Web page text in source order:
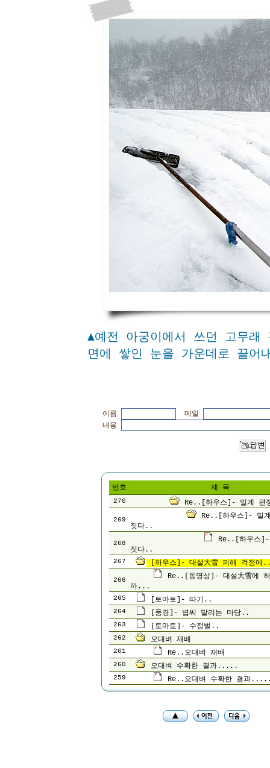
▲예전 아궁이에서 쓰던 고무
면에 쌓인 눈을 가운데로 끌어
이름
메일
내용
번호 제 목
270 Re..[하우스]- 밀계 관
269
Re..[하우스]- 밀
짓다..
268
Re..[하우스]-
짓다..
267 [하우스]- 대설大雪 피해 걱정에
266
Re..[동영상]- 대설大雪에 하
까...
265 [토마토]- 따기..
264 [풍경]- 볍씨 말리는 마당..
263 [토마토]- 수정벌..
262 오대벼 재배
261 Re..오대벼 재배
260 오대벼 수확한 결과.....
259 Re..오대벼 수확한 결과